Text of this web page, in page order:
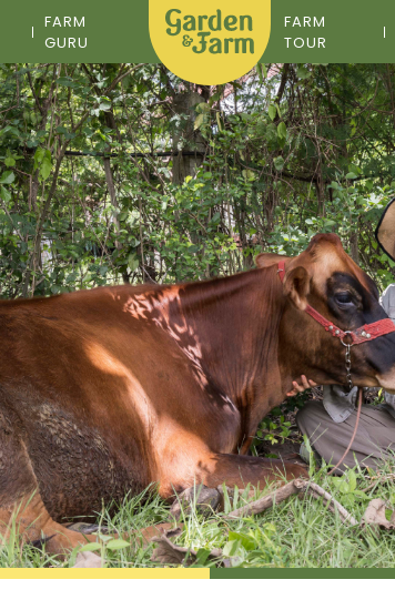
FARM
GURU
FARM
TOUR